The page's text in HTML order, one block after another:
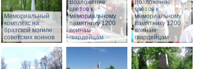
Мемориальный
комплекс на
братской могиле
советских воинов
Возложение
цветов к
мемориальному
памятнику 1200
воинам-
гвардейцам
Возложение
цветов к
мемориальному
памятнику 1200
воинам-
гвардейцам